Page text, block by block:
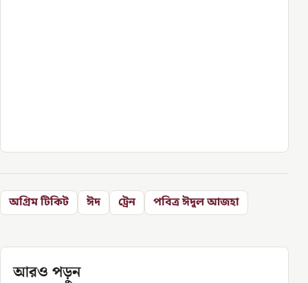
অগ্রিম টিকিট ঈদ ট্রেন পবিত্র ঈদুল আজহা
আরও পড়ুন